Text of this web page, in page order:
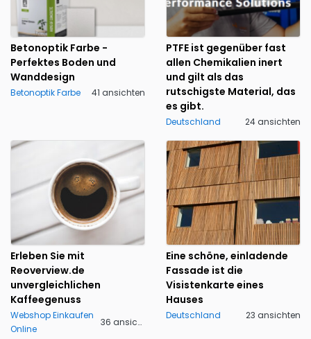
Betonoptik Farbe -
Perfektes Boden und
Wanddesign
Betonoptik Farbe 41 ansichten
PTFE ist gegenüber fast
allen Chemikalien inert
und gilt als das
rutschigste Material, das
es gibt.
Deutschland 24 ansichten
Erleben Sie mit
Reoverview.de
unvergleichlichen
Kaffeegenuss
Webshop Einkaufen
Online
36 ansichten
Eine schöne, einladende
Fassade ist die
Visistenkarte eines
Hauses
Deutschland 23 ansichten